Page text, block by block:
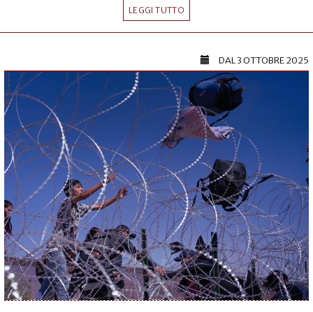
LEGGI TUTTO
DAL3 OTTOBRE 2025